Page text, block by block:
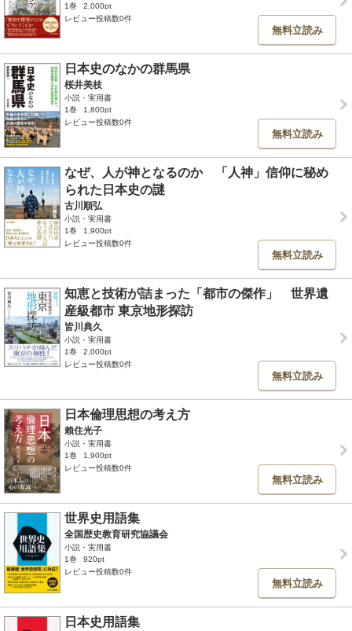
1巻
2,000pt
レビュー投稿数0件
無料立読み
日本史のなかの群馬県
桜井美枝
小説・実用書
1巻
1,800pt
レビュー投稿数0件
無料立読み
なぜ、人が神となるのか 「人神」信仰に秘め
られた日本史の謎
古川順弘
小説・実用書
1巻
1,900pt
レビュー投稿数0件
無料立読み
知恵と技術が詰まった「都市の傑作」 世界遺
産級都市 東京地形探訪
皆川典久
小説・実用書
1巻
2,000pt
レビュー投稿数0件
無料立読み
日本倫理思想の考え方
賴住光子
小説・実用書
1巻
1,900pt
レビュー投稿数0件
無料立読み
世界史用語集
全国歴史教育研究協議会
小説・実用書
1巻
920pt
レビュー投稿数0件
無料立読み
日本史用語集